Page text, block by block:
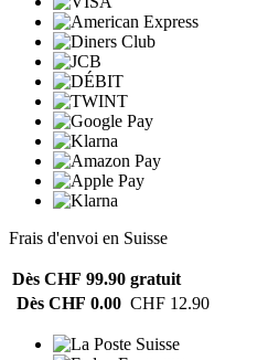
Frais d'envoi en Suisse
Dès CHF 99.90 gratuit
Dès CHF 0.00 CHF 12.90